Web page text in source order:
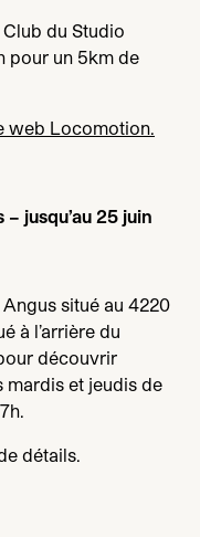
Club du Studio
pour un 5km de
web Locomotion.
jusqu’au 25 juin
situé au 4220
à l’arrière du
découvrir
mardis et jeudis de
h.
détails.